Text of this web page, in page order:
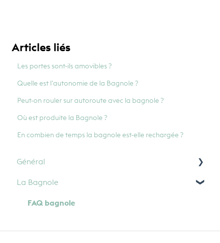
Articles liés
Les portes sont-ils amovibles ?
Quelle est l'autonomie de la Bagnole ?
Peut-on rouler sur autoroute avec la bagnole ?
Où est produite la Bagnole ?
En combien de temps la bagnole est-elle rechargée ?
Général
Paiement
La Bagnole
FAQ bagnole